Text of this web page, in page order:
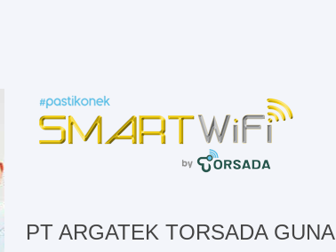
PT ARGATEK TORSADA GUNA